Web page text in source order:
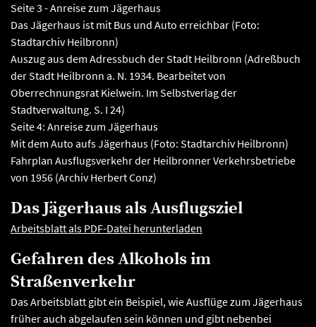
Seite 3 - Anreise zum Jägerhaus
Das Jägerhaus ist mit Bus und Auto erreichbar (Foto:
Stadtarchiv Heilbronn)
Auszug aus dem Adressbuch der Stadt Heilbronn (Adreßbuch
der Stadt Heilbronn a. N. 1934. Bearbeitet von
Oberrechnungsrat Kielwein. Im Selbstverlag der
Stadtverwaltung. S. I 24)
Seite 4: Anreise zum Jägerhaus
Mit dem Auto aufs Jägerhaus (Foto: Stadtarchiv Heilbronn)
Fahrplan Ausflugsverkehr der Heilbronner Verkehrsbetriebe
von 1956 (Archiv Herbert Conz)
Das Jägerhaus als Ausflugsziel
Arbeitsblatt als PDF-Datei herunterladen
Gefahren des Alkohols im
Straßenverkehr
Das Arbeitsblatt gibt ein Beispiel, wie Ausflüge zum Jägerhaus
früher auch abgelaufen sein können und gibt nebenbei